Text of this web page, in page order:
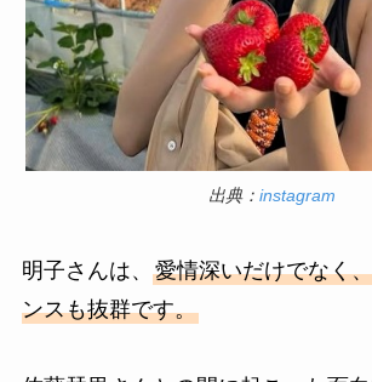
出典： instagram
明子さんは、 愛情深いだけでなく
ンスも抜群です。